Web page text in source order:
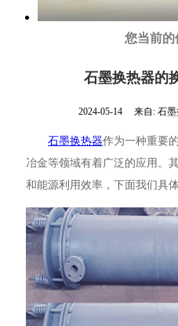
您当前的
石墨换热器的
2024-05-14 来自: 石
石墨换热器作为一种重要
冶金等领域有着广泛的应用。
和能源利用效率，下面我们具